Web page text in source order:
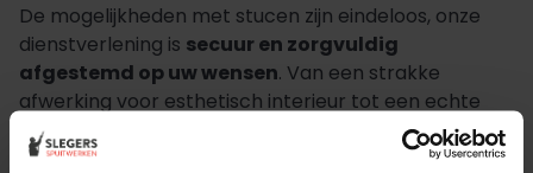
De mogelijkheden met stucen zijn eindeloos, onze
dienstverlening is secuur en zorgvuldig
afgestemd op uw wensen. Van een strakke
afwerking voor esthetisch interieur tot een echte
blikvanger voor kleurrijke woonruimtes. Afhankelijk
van uw wensen vangen onze werkzaamheden aan